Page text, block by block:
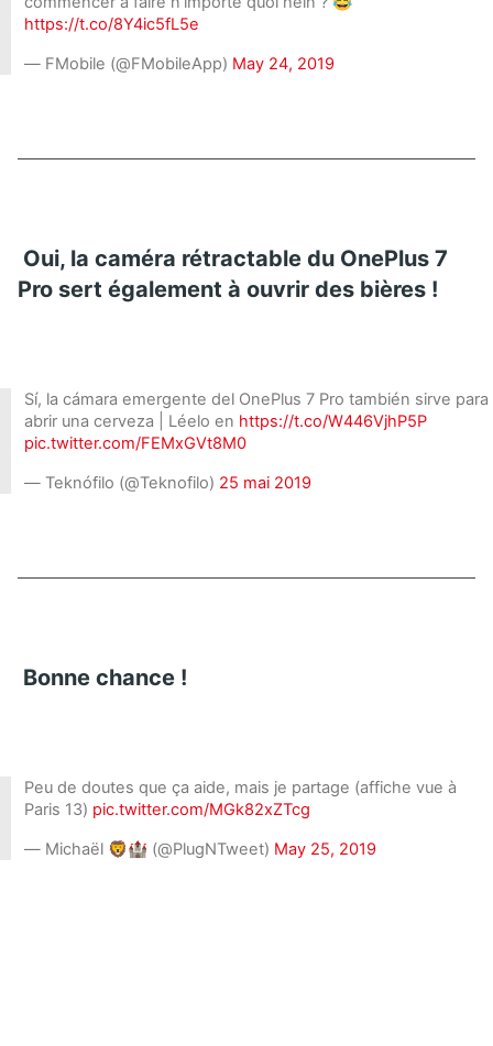
https://t.co/8Y4ic5fL5e
— FMobile (@FMobileApp) May 24, 2019
Oui, la caméra rétractable du OnePlus 7
Pro sert également à ouvrir des bières !
Sí, la cámara emergente del OnePlus 7 Pro también sirve para
abrir una cerveza | Léelo en https://t.co/W446VjhP5P
pic.twitter.com/FEMxGVt8M0
— Teknófilo (@Teknofilo) 25 mai 2019
Bonne chance !
Peu de doutes que ça aide, mais je partage (affiche vue à
Paris 13) pic.twitter.com/MGk82xZTcg
— Michaël 🦁🏰 (@PlugNTweet) May 25, 2019